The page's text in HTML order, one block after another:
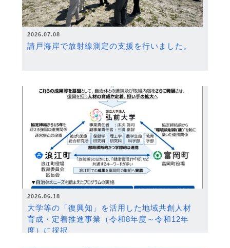
2026.07.08
請戸海岸で放射線測定の支援を行いました。
2026.06.18
大学等の「復興知」を活用した地域共創人材
育成・定着推進事業（令和8年度～令和12年
度）に採択